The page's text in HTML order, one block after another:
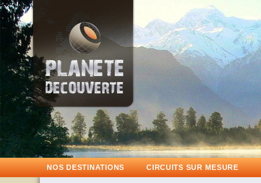
NOS DESTINATIONS CIRCUITS SUR MESURE